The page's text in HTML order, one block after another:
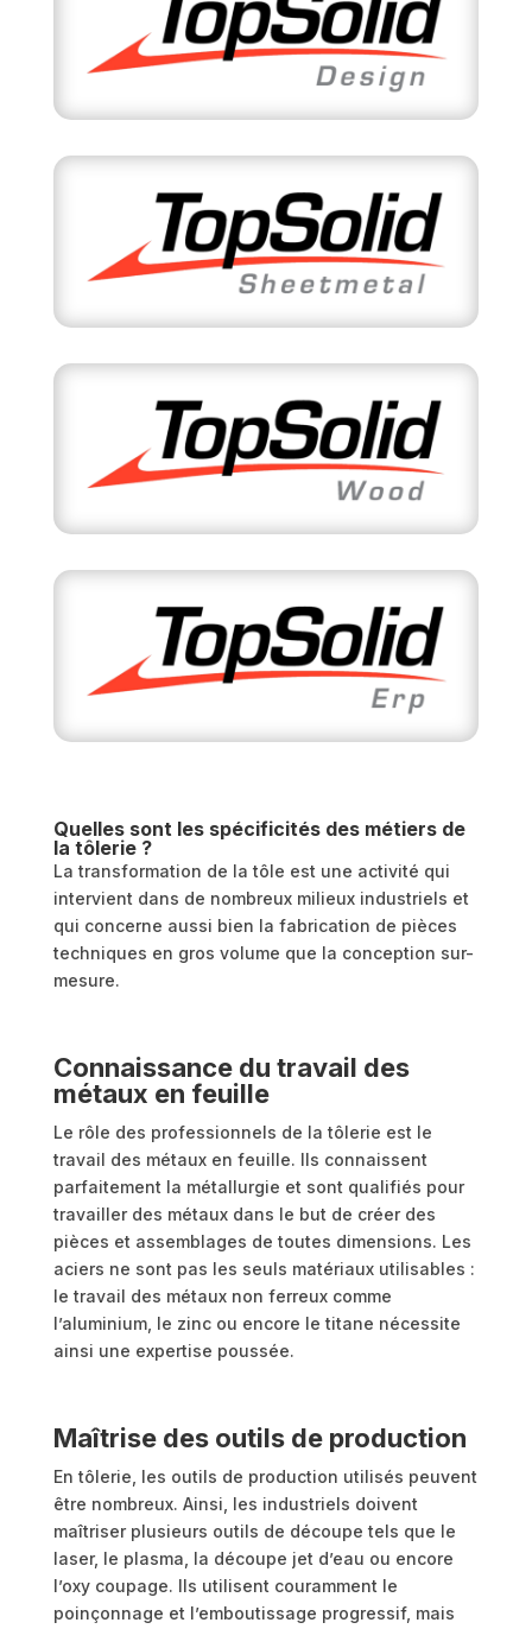
Quelles sont les spécificités des métiers de
la tôlerie ?
La transformation de la tôle est une activité qui
intervient dans de nombreux milieux industriels et
qui concerne aussi bien la fabrication de pièces
techniques en gros volume que la conception sur-
mesure.
Connaissance du travail des
métaux en feuille
Le rôle des professionnels de la tôlerie est le
travail des métaux en feuille. Ils connaissent
parfaitement la métallurgie et sont qualifiés pour
travailler des métaux dans le but de créer des
pièces et assemblages de toutes dimensions. Les
aciers ne sont pas les seuls matériaux utilisables :
le travail des métaux non ferreux comme
l’aluminium, le zinc ou encore le titane nécessite
ainsi une expertise poussée.
Maîtrise des outils de production
En tôlerie, les outils de production utilisés peuvent
être nombreux. Ainsi, les industriels doivent
maîtriser plusieurs outils de découpe tels que le
laser, le plasma, la découpe jet d’eau ou encore
l’oxy coupage. Ils utilisent couramment le
poinçonnage et l’emboutissage progressif, mais